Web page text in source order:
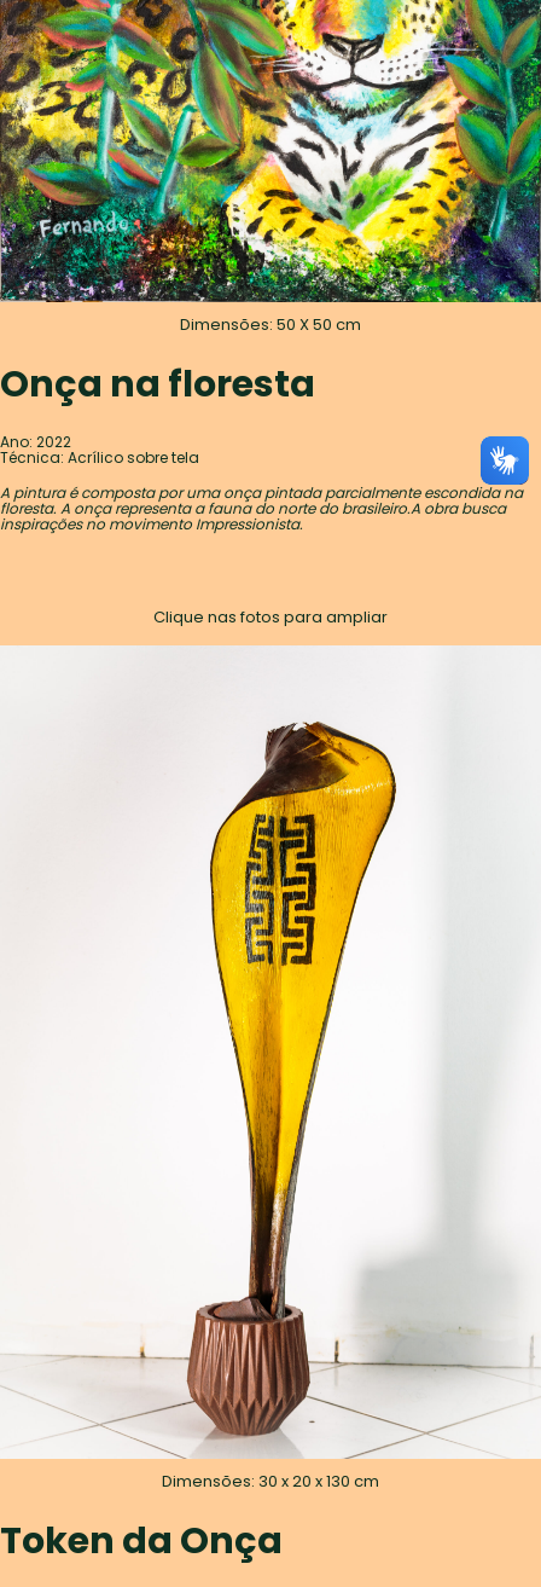
Dimensões: 50 X 50 cm
Onça na floresta
Ano: 2022
Técnica: Acrílico sobre tela
A pintura é composta por uma onça pintada parcialmente escondida na
floresta. A onça representa a fauna do norte do brasileiro.A obra busca
inspirações no movimento Impressionista.
Clique nas fotos para ampliar
Dimensões: 30 x 20 x 130 cm
Token da Onça